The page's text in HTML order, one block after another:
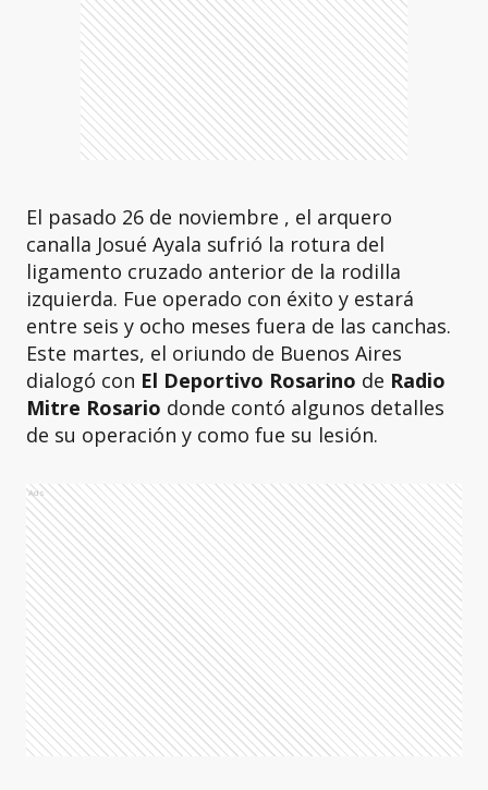
El pasado 26 de noviembre , el arquero
canalla Josué Ayala sufrió la rotura del
ligamento cruzado anterior de la rodilla
izquierda. Fue operado con éxito y estará
entre seis y ocho meses fuera de las canchas.
Este martes, el oriundo de Buenos Aires
dialogó con El Deportivo Rosarino de Radio
Mitre Rosario donde contó algunos detalles
de su operación y como fue su lesión.
Ads